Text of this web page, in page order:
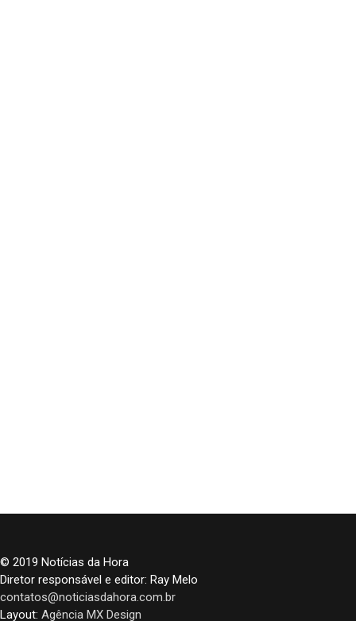
© 2019 Notícias da Hora
Diretor responsável e editor: Ray Melo
contatos@noticiasdahora.com.br
Layout: Agência MX Design